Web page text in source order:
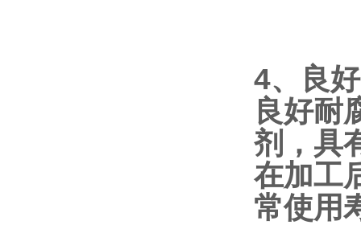
4、良
良好耐
剂，具
在加工
常使